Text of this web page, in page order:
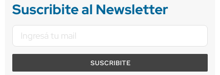
Suscribite al Newsletter
SUSCRIBITE